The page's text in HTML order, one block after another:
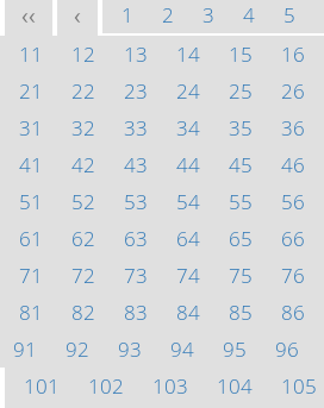
<< < 1 2 3 4 5
11
12 13 14 15 16
21
22 23 24 25 26
31
32 33 34 35 36
41
42 43 44 45 46
51
52 53 54 55 56
61
62 63 64 65 66
71
72 73 74 75 76
81
82 83 84 85 86
91
92 93 94 95 96
101
102 103 104 105